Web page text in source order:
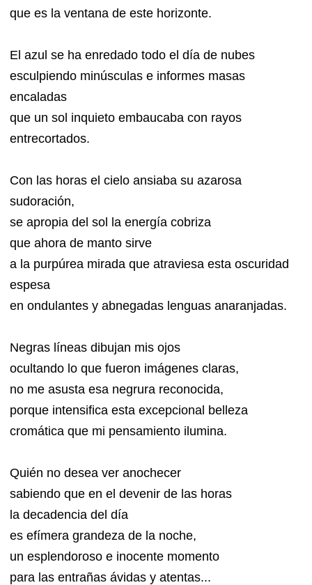
que es la ventana de este horizonte.
El azul se ha enredado todo el día de nubes
esculpiendo minúsculas e informes masas
encaladas
que un sol inquieto embaucaba con rayos
entrecortados.
Con las horas el cielo ansiaba su azarosa
sudoración,
se apropia del sol la energía cobriza
que ahora de manto sirve
a la purpúrea mirada que atraviesa esta oscuridad
espesa
en ondulantes y abnegadas lenguas anaranjadas.
Negras líneas dibujan mis ojos
ocultando lo que fueron imágenes claras,
no me asusta esa negrura reconocida,
porque intensifica esta excepcional belleza
cromática que mi pensamiento ilumina.
Quién no desea ver anochecer
sabiendo que en el devenir de las horas
la decadencia del día
es efímera grandeza de la noche,
un esplendoroso e inocente momento
para las entrañas ávidas y atentas...